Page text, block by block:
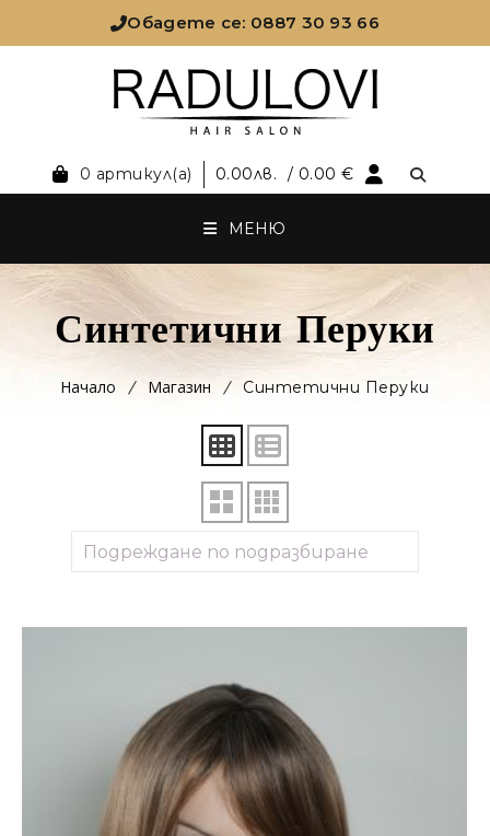
Обадете се: 0887 30 93 66
0 артикул(а) 0.00лв. / 0.00 €
МЕНЮ
Синтетични Перуки
Начало Магазин Синтетични Перуки